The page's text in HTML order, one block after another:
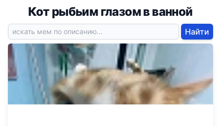
Кот рыбьим глазом в ванной
Найти